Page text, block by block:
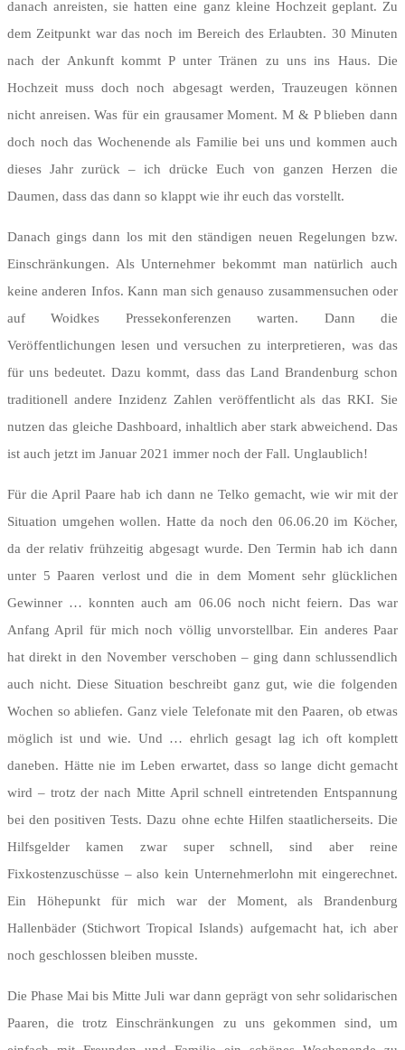
danach anreisten, sie hatten eine ganz kleine Hochzeit geplant. Zu
dem Zeitpunkt war das noch im Bereich des Erlaubten. 30 Minuten
nach der Ankunft kommt P unter Tränen zu uns ins Haus. Die
Hochzeit muss doch noch abgesagt werden, Trauzeugen können
nicht anreisen. Was für ein grausamer Moment. M & P blieben dann
doch noch das Wochenende als Familie bei uns und kommen auch
dieses Jahr zurück – ich drücke Euch von ganzen Herzen die
Daumen, dass das dann so klappt wie ihr euch das vorstellt.
Danach gings dann los mit den ständigen neuen Regelungen bzw.
Einschränkungen. Als Unternehmer bekommt man natürlich auch
keine anderen Infos. Kann man sich genauso zusammensuchen oder
auf Woidkes Pressekonferenzen warten. Dann die
Veröffentlichungen lesen und versuchen zu interpretieren, was das
für uns bedeutet. Dazu kommt, dass das Land Brandenburg schon
traditionell andere Inzidenz Zahlen veröffentlicht als das RKI. Sie
nutzen das gleiche Dashboard, inhaltlich aber stark abweichend. Das
ist auch jetzt im Januar 2021 immer noch der Fall. Unglaublich!
Für die April Paare hab ich dann ne Telko gemacht, wie wir mit der
Situation umgehen wollen. Hatte da noch den 06.06.20 im Köcher,
da der relativ frühzeitig abgesagt wurde. Den Termin hab ich dann
unter 5 Paaren verlost und die in dem Moment sehr glücklichen
Gewinner … konnten auch am 06.06 noch nicht feiern. Das war
Anfang April für mich noch völlig unvorstellbar. Ein anderes Paar
hat direkt in den November verschoben – ging dann schlussendlich
auch nicht. Diese Situation beschreibt ganz gut, wie die folgenden
Wochen so abliefen. Ganz viele Telefonate mit den Paaren, ob etwas
möglich ist und wie. Und … ehrlich gesagt lag ich oft komplett
daneben. Hätte nie im Leben erwartet, dass so lange dicht gemacht
wird – trotz der nach Mitte April schnell eintretenden Entspannung
bei den positiven Tests. Dazu ohne echte Hilfen staatlicherseits. Die
Hilfsgelder kamen zwar super schnell, sind aber reine
Fixkostenzuschüsse – also kein Unternehmerlohn mit eingerechnet.
Ein Höhepunkt für mich war der Moment, als Brandenburg
Hallenbäder (Stichwort Tropical Islands) aufgemacht hat, ich aber
noch geschlossen bleiben musste.
Die Phase Mai bis Mitte Juli war dann geprägt von sehr solidarischen
Paaren, die trotz Einschränkungen zu uns gekommen sind, um